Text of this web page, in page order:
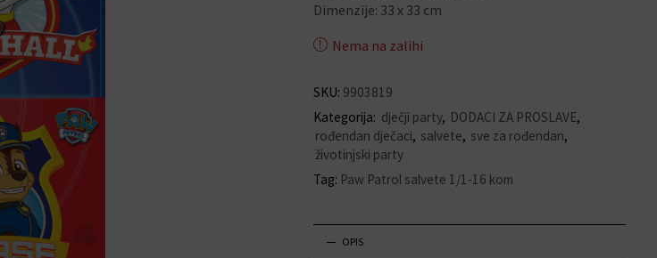
Dimenzije: 33 x 33 cm
Nema na zalihi
SKU: 9903819
Kategorija: dječji party, DODACI ZA PROSLAVE,
rođendan dječaci, salvete, sve za rođendan,
životinjski party
Tag: Paw Patrol salvete 1/1-16 kom
OPIS